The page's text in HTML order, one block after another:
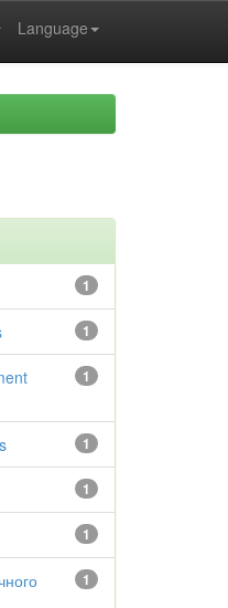
Language
1
1
1
1
1
1
1